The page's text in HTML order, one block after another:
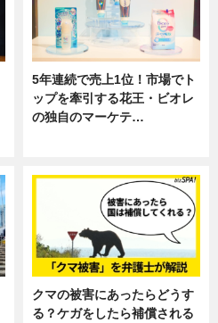
5年連続で売上1位！市場でト
ップを牽引する花王・ビオレ
の独自のマーケテ…
クマの被害にあったらどうす
る？ケガをしたら補償される